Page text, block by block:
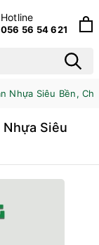
Hotline
056 56 54 621
Nhựa Siêu Bền,
Siêu